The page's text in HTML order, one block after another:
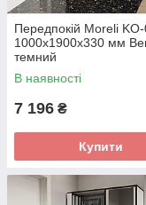
Передпокій Moreli
1000x1900x330 мм
темний
В наявності
7 196 ₴
Купити